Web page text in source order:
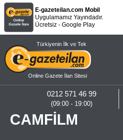
E-gazeteilan.com Mobil
Uygulamamız Yayındadır.
Ücretsiz - Google Play
Türkiyenin İlk ve Tek
Online Gazete İlan Sitesi
0212 571 46 99
(09:00 - 19:00)
CAMFİLM